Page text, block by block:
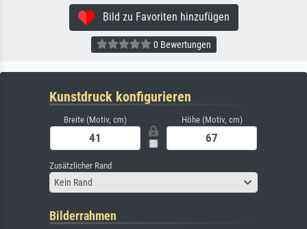
Bild zu Favoriten hinzufügen
0 Bewertungen
Kunstdruck konfigurieren
Breite (Motiv, cm) Höhe (Motiv, cm)
Zusätzlicher Rand
Kein Rand
Bilderrahmen